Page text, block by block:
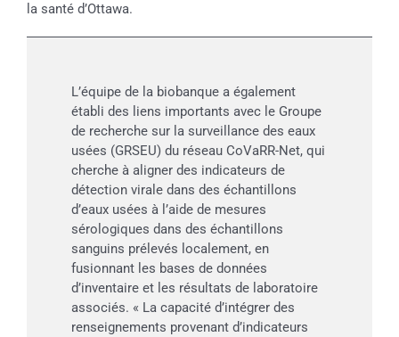
la santé d’Ottawa.
L’équipe de la biobanque a également
établi des liens importants avec le Groupe
de recherche sur la surveillance des eaux
usées (GRSEU) du réseau CoVaRR-Net, qui
cherche à aligner des indicateurs de
détection virale dans des échantillons
d’eaux usées à l’aide de mesures
sérologiques dans des échantillons
sanguins prélevés localement, en
fusionnant les bases de données
d’inventaire et les résultats de laboratoire
associés. « La capacité d’intégrer des
renseignements provenant d’indicateurs